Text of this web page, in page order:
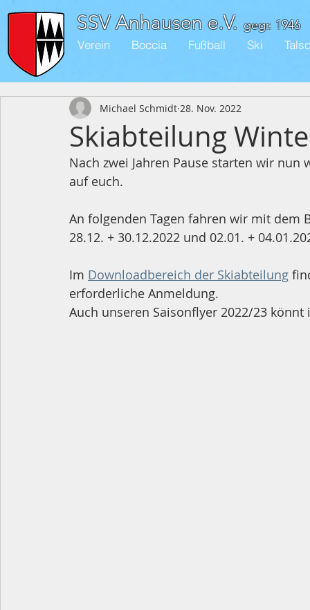
SSV Anhausen e.V.
Verein Boccia Fußball Ski
gegr. 1946
Skiabteilung
Michael Schmidt 28. Nov. 2022
Nach zwei Jahren Pause starten wir
auf euch.
An folgenden Tagen fahren wir mit dem
28.12. + 30.12.2022 und 02.01. +
Im Downloadbereich der Skiabteilung
erforderliche Anmeldung.
Auch unseren Saisonflyer 2022/23